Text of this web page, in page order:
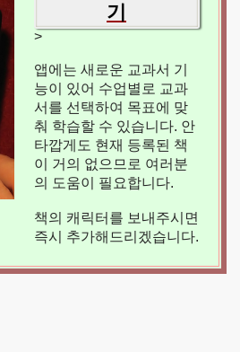
기
>
앱에는 새로운 교과서 기
능이 있어 수업별로 교과
서를 선택하여 목표에 맞
춰 학습할 수 있습니다. 안
타깝게도 현재 등록된 책
이 거의 없으므로 여러분
의 도움이 필요합니다.
책의 캐릭터를 보내주시면
즉시 추가해드리겠습니다.